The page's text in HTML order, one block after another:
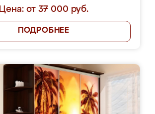
Цена: от 37 000 руб.
ПОДРОБНЕЕ